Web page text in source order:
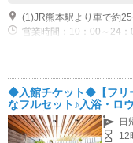
営業時間：10：00～24
◆入館チケット◆【フリ
なフルセット♪入浴・ロ
利用可能♪♪タオル付き
性・カップル】
日
12